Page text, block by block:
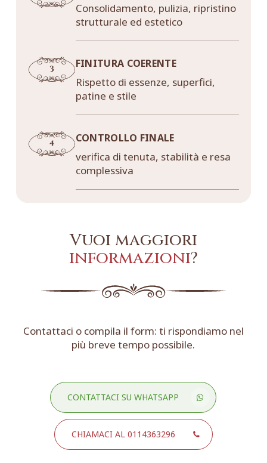
Consolidamento, pulizia, ripristino
strutturale ed estetico
FINITURA COERENTE
Rispetto di essenze, superfici,
patine e stile
CONTROLLO FINALE
verifica di tenuta, stabilità e resa
complessiva
Vuoi maggiori
informazioni?
Contattaci o compila il form: ti rispondiamo nel
più breve tempo possibile.
CONTATTACI SU WHATSAPP
CHIAMACI AL 0114363296